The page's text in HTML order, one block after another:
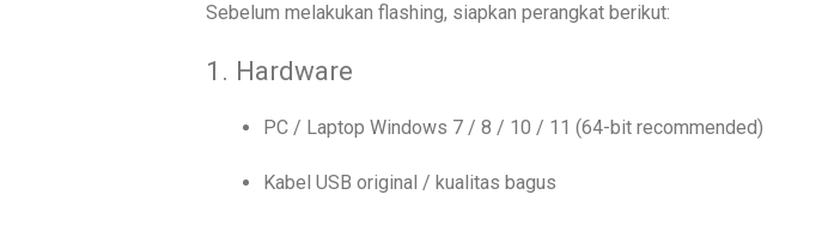
Sebelum melakukan flashing, siapkan perangkat berikut:
1. Hardware
PC / Laptop Windows 7 / 8 / 10 / 11 (64-bit recommended)
Kabel USB original / kualitas bagus